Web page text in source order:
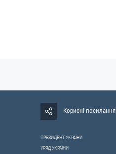
Корисні посилання
ПРЕЗИДЕНТ УКРАЇНИ
УРЯД УКРАЇНИ